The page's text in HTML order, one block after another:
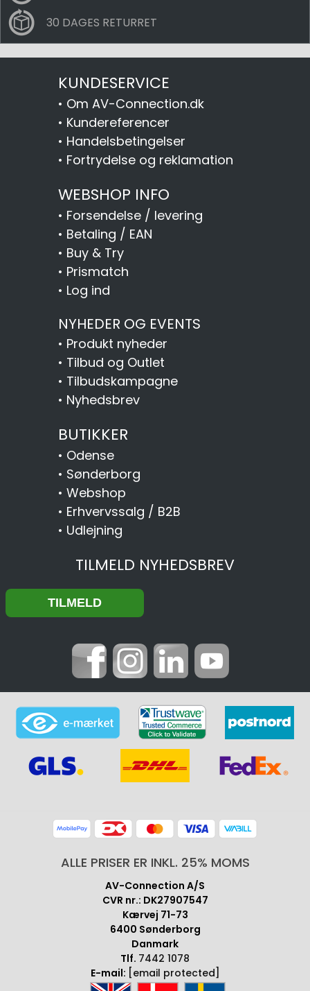
30 DAGES RETURRET
KUNDESERVICE
• Om AV-Connection.dk
• Kundereferencer
• Handelsbetingelser
• Fortrydelse og reklamation
WEBSHOP INFO
• Forsendelse / levering
• Betaling / EAN
• Buy & Try
• Prismatch
• Log ind
NYHEDER OG EVENTS
• Produkt nyheder
• Tilbud og Outlet
• Tilbudskampagne
• Nyhedsbrev
BUTIKKER
• Odense
• Sønderborg
• Webshop
• Erhvervssalg / B2B
• Udlejning
TILMELD NYHEDSBREV
ALLE PRISER ER INKL. 25% MOMS
AV-Connection A/S
CVR nr.: DK27907547
Kærvej 71-73
6400 Sønderborg
Danmark
Tlf. 7442 1078
E-mail: [email protected]